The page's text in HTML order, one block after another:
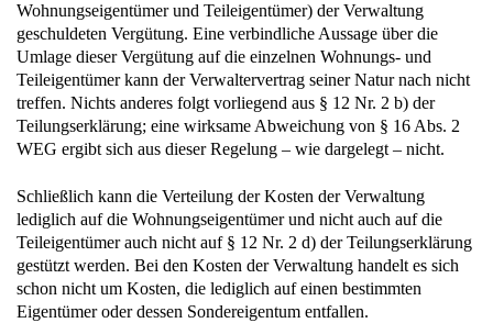
Wohnungseigentümer und Teileigentümer) der Verwaltung
geschuldeten Vergütung. Eine verbindliche Aussage über die
Umlage dieser Vergütung auf die einzelnen Wohnungs- und
Teileigentümer kann der Verwaltervertrag seiner Natur nach nicht
treffen. Nichts anderes folgt vorliegend aus § 12 Nr. 2 b) der
Teilungserklärung; eine wirksame Abweichung von § 16 Abs. 2
WEG ergibt sich aus dieser Regelung – wie dargelegt – nicht.
Schließlich kann die Verteilung der Kosten der Verwaltung
lediglich auf die Wohnungseigentümer und nicht auch auf die
Teileigentümer auch nicht auf § 12 Nr. 2 d) der Teilungserklärung
gestützt werden. Bei den Kosten der Verwaltung handelt es sich
schon nicht um Kosten, die lediglich auf einen bestimmten
Eigentümer oder dessen Sondereigentum entfallen.